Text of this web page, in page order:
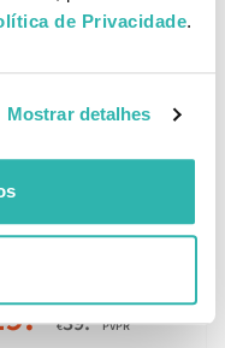
de Privacidade.
Mostrar detalhes
150ml
27€39. PVPR